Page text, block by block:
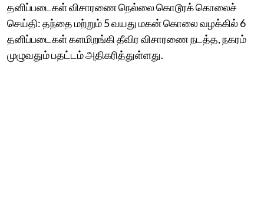
தனிப்படைகள் விசாரணை நெல்லை கொடூரக் கொலைச்
செய்தி: தந்தை மற்றும் 5 வயது மகன் கொலை வழக்கில் 6
தனிப்படைகள் களமிறங்கி தீவிர விசாரணை நடத்த, நகரம்
முழுவதும் பதட்டம் அதிகரித்துள்ளது.